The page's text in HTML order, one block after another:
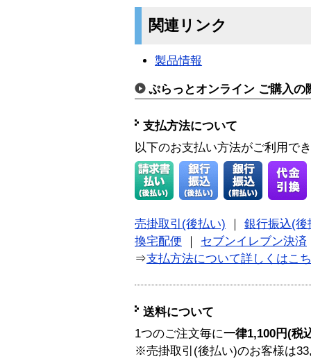
関連リンク
製品情報
ぷらっとオンライン ご購入の
支払方法について
以下のお支払い方法がご利用で
売掛取引(後払い)
銀行振込(後
換宅配便
セブンイレブン決済
⇒支払方法について詳しくはこ
送料について
1つのご注文毎に一律1,100円(税
※売掛取引(後払い)のお客様は